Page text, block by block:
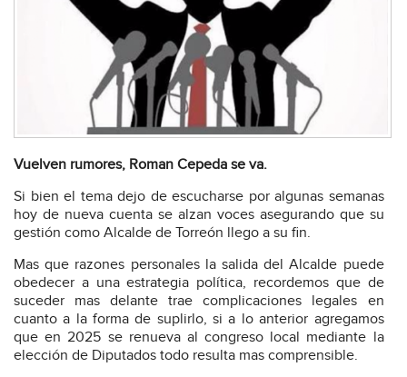
Vuelven rumores, Roman Cepeda se va.
Si bien el tema dejo de escucharse por algunas semanas
hoy de nueva cuenta se alzan voces asegurando que su
gestión como Alcalde de Torreón llego a su fin.
Mas que razones personales la salida del Alcalde puede
obedecer a una estrategia política, recordemos que de
suceder mas delante trae complicaciones legales en
cuanto a la forma de suplirlo, si a lo anterior agregamos
que en 2025 se renueva al congreso local mediante la
elección de Diputados todo resulta mas comprensible.